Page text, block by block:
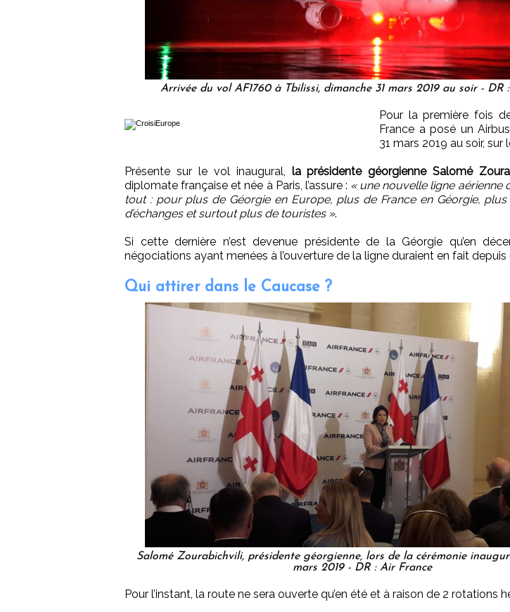
Arrivée du vol AF1760 à Tbilissi, dimanche 31 mars 2019 au soir - DR
Pour la première fois
France a posé un
31 mars 2019 au soir, sur
Présente sur le vol inaugural, la présidente géorgienne Salomé
diplomate française et née à Paris, l’assure : « une nouvelle ligne aérienne
tout : pour plus de Géorgie en Europe, plus de France en Géorgie,
d’échanges et surtout plus de touristes ».
Si cette dernière n’est devenue présidente de la Géorgie qu’en
négociations ayant menées à l’ouverture de la ligne duraient en fait depuis
Qui attirer dans le Caucase ?
Salomé Zourabichvili, présidente géorgienne, lors de la cérémonie
mars 2019 - DR : Air France
Pour l’instant, la route ne sera ouverte qu’en été et à raison de 2 rotations